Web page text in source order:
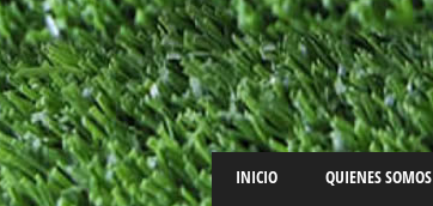
Main menu
Skip
to
INICIO QUIENES SOMOS